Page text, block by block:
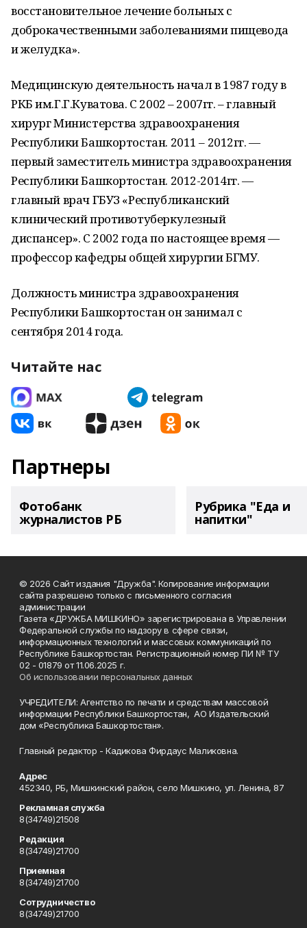
восстановительное лечение больных с
доброкачественными заболеваниями пищевода
и желудка».
Медицинскую деятельность начал в 1987 году в
РКБ им.Г.Г.Куватова. С 2002 – 2007гг. – главный
хирург Министерства здравоохранения
Республики Башкортостан. 2011 – 2012гг. —
первый заместитель министра здравоохранения
Республики Башкортостан. 2012-2014гг. —
главный врач ГБУЗ «Республиканский
клинический противотуберкулезный
диспансер». С 2002 года по настоящее время —
профессор кафедры общей хирургии БГМУ.
Должность министра здравоохранения
Республики Башкортостан он занимал с
сентября 2014 года.
Читайте нас
Партнеры
Фотобанк
журналистов РБ
Рубрика "Еда и
напитки"
© 2026 Сайт издания "Дружба". Копирование информации
сайта разрешено только с письменного согласия
администрации
Газета «ДРУЖБА МИШКИНО» зарегистрирована в Управлении
Федеральной службы по надзору в сфере связи,
информационных технологий и массовых коммуникаций по
Республике Башкортостан. Регистрационный номер ПИ № ТУ
02 - 01879 от 11.06.2025 г.
Об использовании персональных данных
УЧРЕДИТЕЛИ: Агентство по печати и средствам массовой
информации Республики Башкортостан, АО Издательский
дом «Республика Башкортостан».
Главный редактор - Кадикова Фирдаус Маликовна.
Адрес
452340, РБ, Мишкинский район, село Мишкино, ул. Ленина, 87
Рекламная служба
8(34749)21508
Редакция
8(34749)21700
Приемная
8(34749)21700
Сотрудничество
8(34749)21700